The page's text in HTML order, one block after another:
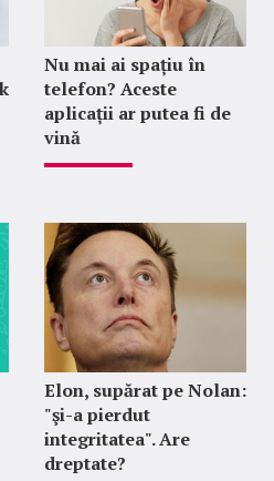
Nu mai ai spațiu în
telefon? Aceste
aplicații ar putea fi de
vină
Elon, supărat pe Nolan:
"şi-a pierdut
integritatea". Are
dreptate?